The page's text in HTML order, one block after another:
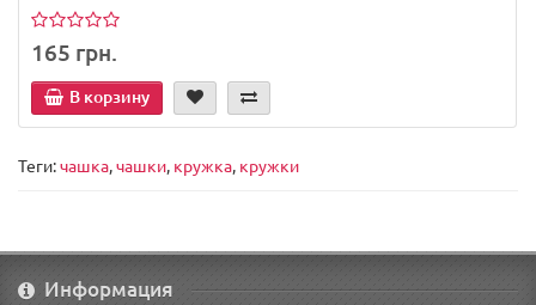
165 грн.
В корзину
Теги:чашка,чашки, кружка, кружки
Информация